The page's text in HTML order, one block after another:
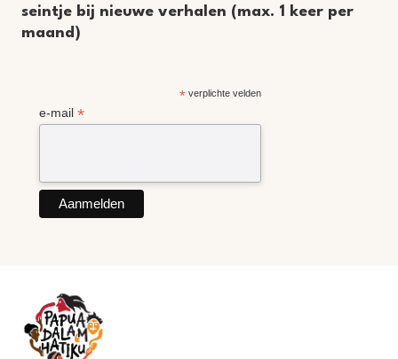
seintje bij nieuwe verhalen (max. 1 keer per
maand)
*verplichte velden
e-mail *